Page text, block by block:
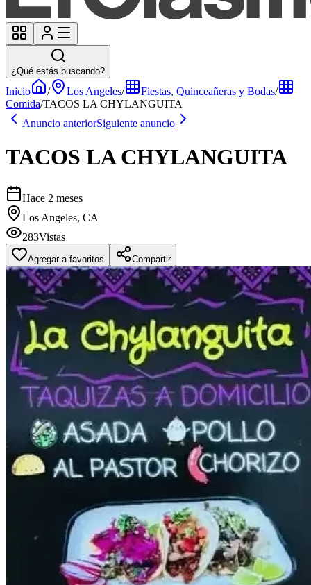
¿Qué estás buscando?
Inicio / Los Angeles/ Fiestas, Quinceañeras y Bodas/
Comida/TACOS LA CHYLANGUITA
Anuncio anteriorSiguiente anuncio
TACOS LA CHYLANGUITA
Hace 2 meses
Los Angeles, CA
283Vistas
Agregar a favoritos Compartir